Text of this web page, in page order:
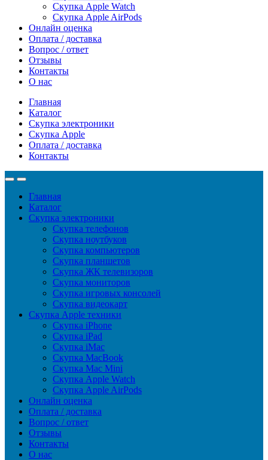
Скупка Apple Watch
Скупка Apple AirPods
Онлайн оценка
Оплата / доставка
Вопрос / ответ
Отзывы
Контакты
О нас
Главная
Каталог
Скупка электроники
Скупка Apple
Оплата / доставка
Контакты
Главная
Каталог
Скупка электроники
Скупка телефонов
Скупка ноутбуков
Скупка компьютеров
Скупка планшетов
Скупка ЖК телевизоров
Скупка мониторов
Скупка игровых консолей
Скупка видеокарт
Скупка Apple техники
Скупка iPhone
Скупка iPad
Скупка iMac
Скупка MacBook
Скупка Mac Mini
Скупка Apple Watch
Скупка Apple AirPods
Онлайн оценка
Оплата / доставка
Вопрос / ответ
Отзывы
Контакты
О нас